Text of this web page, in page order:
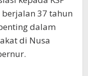
berjalan 37 tahun
dalam
di Nusa